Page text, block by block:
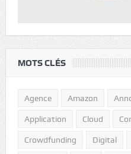
MOTS CLÉS
Agence Amazon
Application Cloud
Crowdfunding Digital